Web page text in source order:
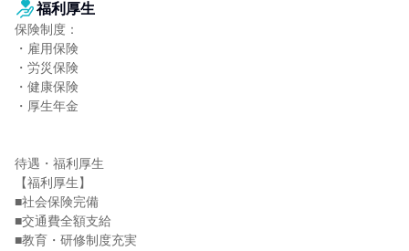
福利厚生
保険制度：
・雇用保険
・労災保険
・健康保険
・厚生年金
待遇・福利厚生
【福利厚生】
■社会保険完備
■交通費全額支給
■教育・研修制度充実